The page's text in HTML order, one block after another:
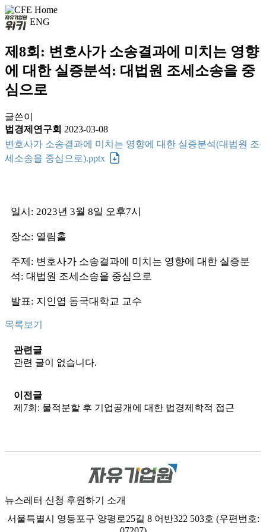
ENG
제8회: 변호사가 소송결과에 미치는 영향
에 대한 실증분석: 대법원 조세소송을 중
심으로
글쓴이
법경제연구회 2023-03-08
변호사가 소송결과에 미치는 영향에 대한 실증분석(대법원 조
세소송을 중심으로).pptx
일시: 2023년 3월 8일 오후7시
장소: 열림홀
주제: 변호사가 소송결과에 미치는 영향에 대한 실증분
석: 대법원 조세소송을 중심으로
발표: 지인엽 동국대학교 교수
목록보기
관련글
관련 글이 없습니다.
이전글
제7회: 물적분할 후 기업공개에 대한 법경제학적 접근
뉴스레터 신청 후원하기
소개
서울특별시 영등포구 양평로25길 8 어반322 503호 (우편번호: